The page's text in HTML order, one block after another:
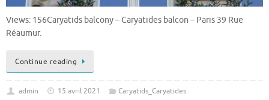
Views: 156Caryatids balcony – Caryatides balcon – Paris 39 Rue
Réaumur.
Continue reading
admin 15 avril 2021
Caryatids_Caryatides